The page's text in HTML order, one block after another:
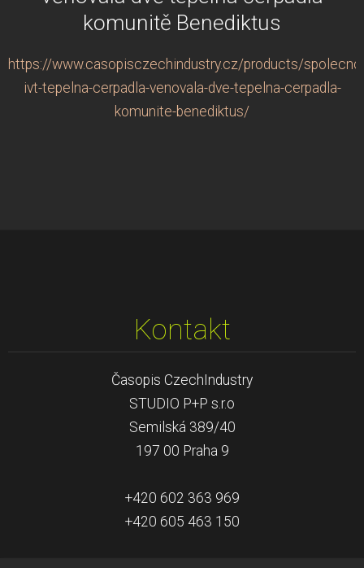
komunitě Benediktus
https://www.casopisczechindustry.cz/products/
ivt-tepelna-cerpadla-venovala-dve-tepelna-cerpadla-
komunite-benediktus/
Kontakt
Časopis CzechIndustry
STUDIO P+P s.r.o
Semilská 389/40
197 00 Praha 9
+420 602 363 969
+420 605 463 150